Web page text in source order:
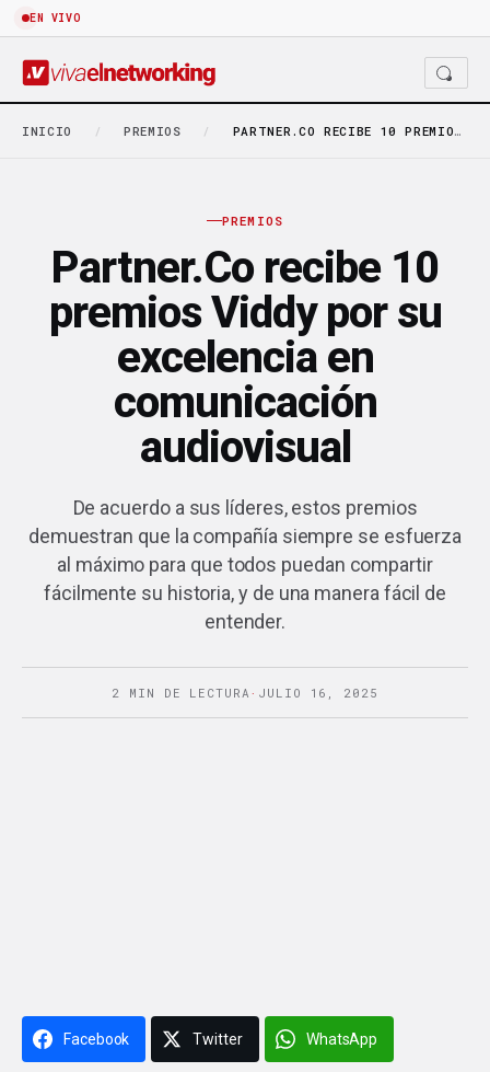
EN VIVO
INICIO / PREMIOS / PARTNER.CO RECIBE 10 PREMIOS VIDDY POR SU EXCELENCIA…
PREMIOS
Partner.Co recibe 10
premios Viddy por su
excelencia en
comunicación
audiovisual
De acuerdo a sus líderes, estos premios
demuestran que la compañía siempre se esfuerza
al máximo para que todos puedan compartir
fácilmente su historia, y de una manera fácil de
entender.
2 MIN DE LECTURA · JULIO 16, 2025
Facebook Twitter WhatsApp